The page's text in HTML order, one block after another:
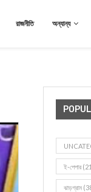
রাজনীতি অন্যান্য
ই-পেপার
ঝাড়গ্রাম